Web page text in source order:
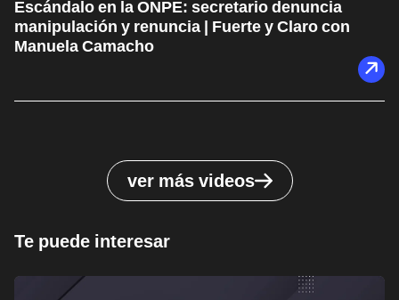
Escándalo en la ONPE: secretario denuncia
manipulación y renuncia | Fuerte y Claro con
Manuela Camacho
ver más videos
Te puede interesar